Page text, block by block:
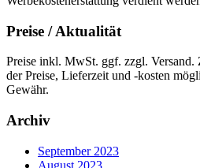
Preise / Aktualität
Preise inkl. MwSt. ggf. zzgl.
der Preise, Lieferzeit und -kosten
Gewähr.
Archiv
September 2023
August 2023